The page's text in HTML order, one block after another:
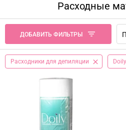
Расходные
ДОБАВИТЬ ФИЛЬТРЫ
Расходники для депиляции Doily